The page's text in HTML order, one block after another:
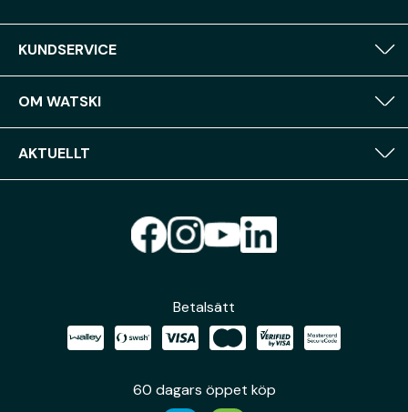
KUNDSERVICE
OM WATSKI
AKTUELLT
Betalsätt
60 dagars öppet köp